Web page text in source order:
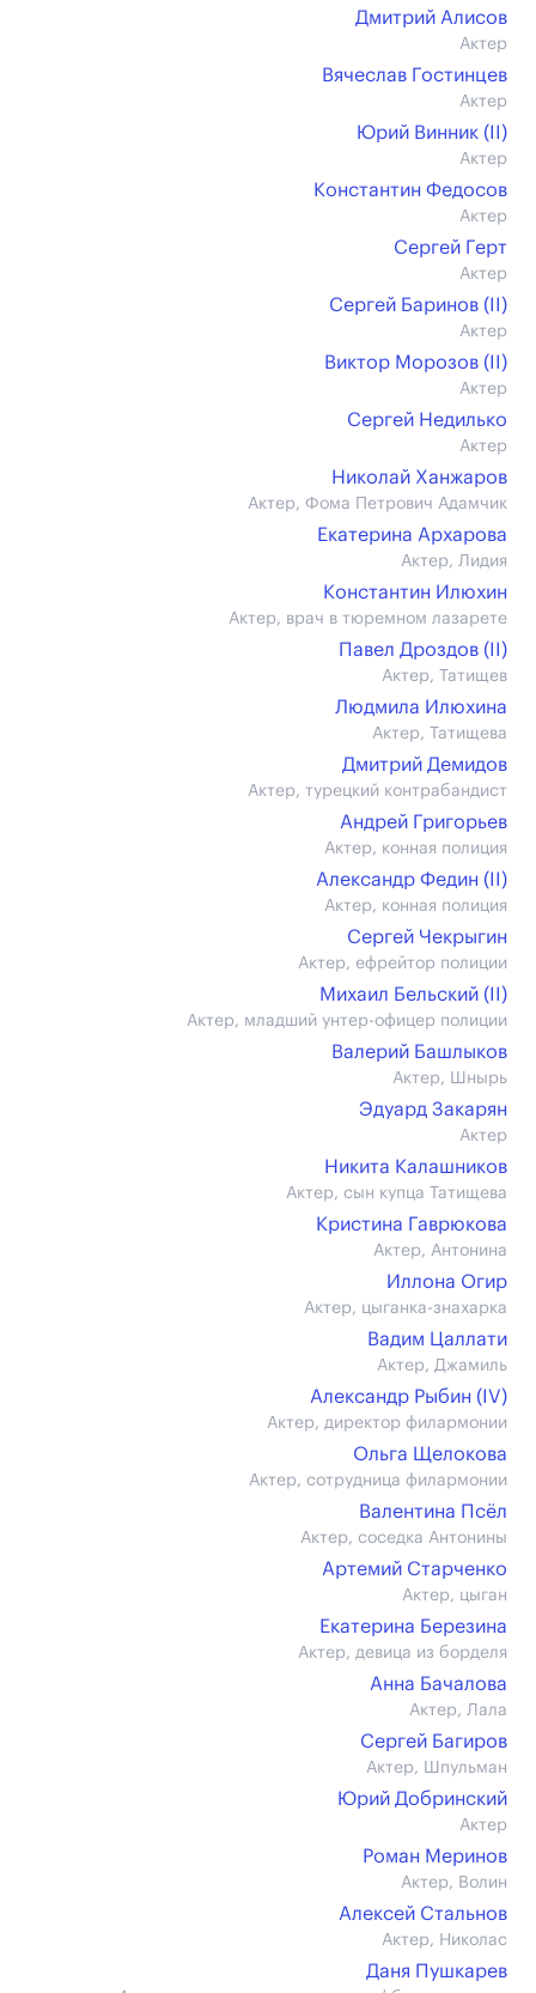
Дмитрий Алисов
Актер
Вячеслав Гостинцев
Актер
Юрий Винник (II)
Актер
Константин Федосов
Актер
Сергей Герт
Актер
Сергей Баринов (II)
Актер
Виктор Морозов (II)
Актер
Сергей Недилько
Актер
Николай Ханжаров
Актер, Фома Петрович Адамчик
Екатерина Архарова
Актер, Лидия
Константин Илюхин
Актер, врач в тюремном лазарете
Павел Дроздов (II)
Актер, Татищев
Людмила Илюхина
Актер, Татищева
Дмитрий Демидов
Актер, турецкий контрабандист
Андрей Григорьев
Актер, конная полиция
Александр Федин (II)
Актер, конная полиция
Сергей Чекрыгин
Актер, ефрейтор полиции
Михаил Бельский (II)
Актер, младший унтер-офицер полиции
Валерий Башлыков
Актер, Шнырь
Эдуард Закарян
Актер
Никита Калашников
Актер, сын купца Татищева
Кристина Гаврюкова
Актер, Антонина
Иллона Огир
Актер, цыганка-знахарка
Вадим Цаллати
Актер, Джамиль
Александр Рыбин (IV)
Актер, директор филармонии
Ольга Щелокова
Актер, сотрудница филармонии
Валентина Псёл
Актер, соседка Антонины
Артемий Старченко
Актер, цыган
Екатерина Березина
Актер, девица из борделя
Анна Бачалова
Актер, Лала
Сергей Багиров
Актер, Шпульман
Юрий Добринский
Актер
Роман Меринов
Актер, Волин
Алексей Стальнов
Актер, Николас
Даня Пушкарев